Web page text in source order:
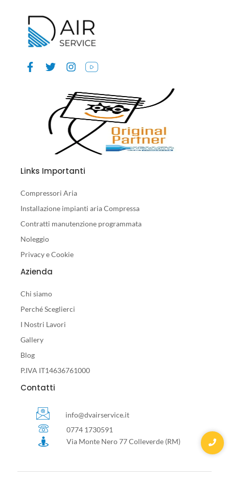
Links Importanti
Compressori Aria
Installazione impianti aria Compressa
Contratti manutenzione programmata
Noleggio
Privacy e Cookie
Azienda
Chi siamo
Perché Sceglierci
I Nostri Lavori
Gallery
Blog
P.IVA IT14636761000
Contatti
info@dvairservice.it
0774 1730591
Via Monte Nero 77 Colleverde (RM)